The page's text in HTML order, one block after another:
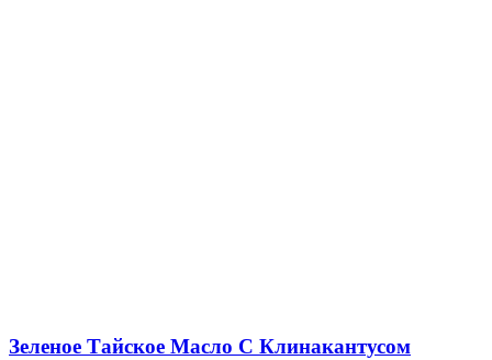
Зеленое Тайское Масло С Клинакантусом